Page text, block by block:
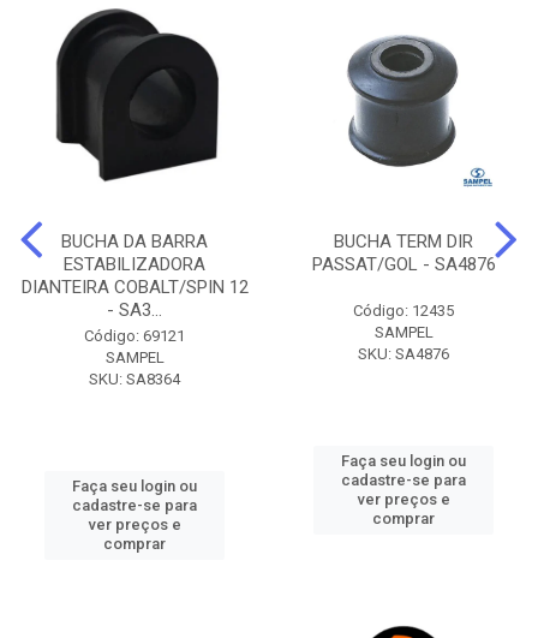
BUCHA DA BARRA
ESTABILIZADORA
DIANTEIRA COBALT/SPIN 12
- SA3...
Código: 69121
SAMPEL
SKU: SA8364
Faça seu login ou
cadastre-se para
ver preços e
comprar
BUCHA TERM DIR
PASSAT/GOL - SA4876
Código: 12435
SAMPEL
SKU: SA4876
Faça seu login ou
cadastre-se para
ver preços e
comprar